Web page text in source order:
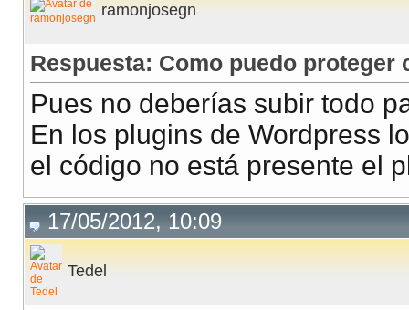
ramonjosegn
Respuesta: Como puedo
Pues no deberías subir todo
En los plugins de Wordpress
el código no está presente el
17/05/2012, 10:09
Tedel